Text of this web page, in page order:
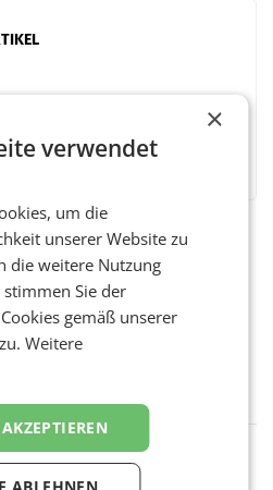
LinkedInXING Teilen
Post: Umsatzplus im
trotz schwachem
Österreichische Post AG hat im
Mio. EUR erwirtschaftet, was
von 3,8 Prozent gegenüber dem
& MEDIA
spart und macht
×
verwendet
um die
unserer Website zu
die weitere Nutzung
Sie der
gemäß unserer
Weitere
ABLEHNEN